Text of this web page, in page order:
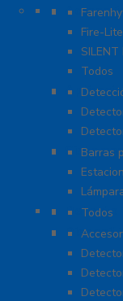
Fire-Lite
SILENT
Todos
Barras
Todos